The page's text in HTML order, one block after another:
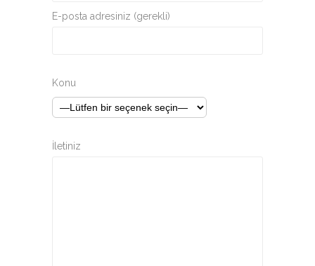
E-posta adresiniz (gerekli)
Konu
İletiniz